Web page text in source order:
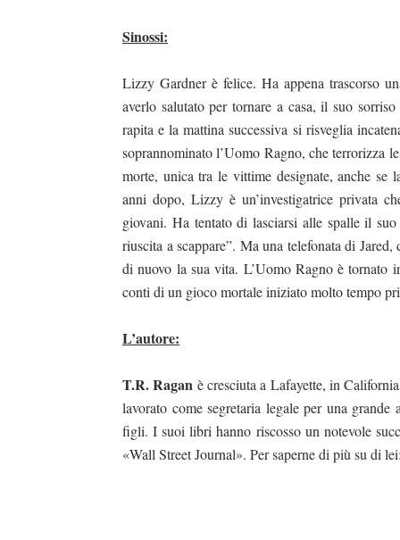
Sinossi:
Lizzy Gardner è felice. Ha appena trascorso
averlo salutato per tornare a casa, il suo
rapita e la mattina successiva si risveglia
soprannominato l’Uomo Ragno, che terrorizza
morte, unica tra le vittime designate, anche se
anni dopo, Lizzy è un’investigatrice privata
giovani. Ha tentato di lasciarsi alle spalle il
riuscita a scappare”. Ma una telefonata di
di nuovo la sua vita. L’Uomo Ragno è
conti di un gioco mortale iniziato molto tempo
L’autore:
T.R. Ragan è cresciuta a Lafayette, in
lavorato come segretaria legale per una
figli. I suoi libri hanno riscosso un notevole
«Wall Street Journal». Per saperne di più su di